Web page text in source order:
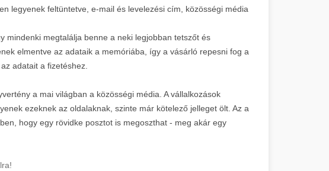
legyenek feltüntetve, e-mail és levelezési cím, közösségi média
mindenki megtalálja benne a neki legjobban tetszőt és
elmentve az adataik a memóriába, így a vásárló repesni fog a
adatait a fizetéshez.
a mai világban a közösségi média. A vállalkozások
ezeknek az oldalaknak, szinte már kötelező jelleget ölt. Az a
hogy egy rövidke posztot is megoszthat - meg akár egy